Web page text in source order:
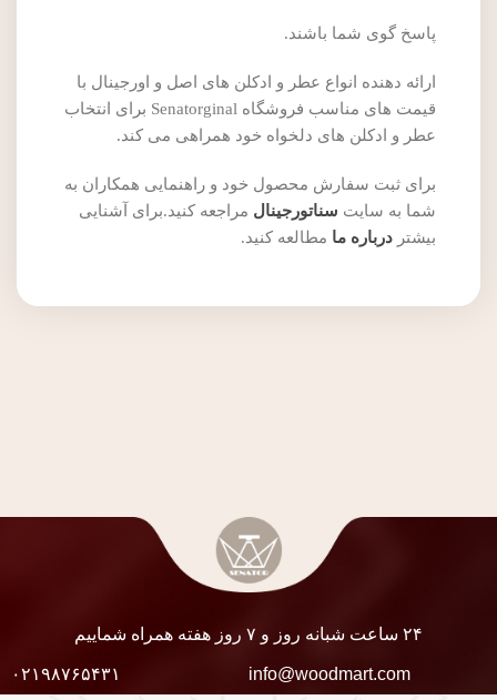
پاسخ گوی شما باشند.
ارائه دهنده انواع عطر و ادکلن های اصل و اورجینال با
قیمت های مناسب فروشگاه Senatorginal برای انتخاب
عطر و ادکلن های دلخواه خود همراهی می کند.
برای ثبت سفارش محصول خود و راهنمایی همکاران به
شما به سایت سناتورجینال مراجعه کنید.برای آشنایی
بیشتر درباره ما مطالعه کنید.
۲۴ ساعت شبانه روز و ۷ روز هفته همراه شماییم
info@woodmart.com ۰۲۱۹۸۷۶۵۴۳۱